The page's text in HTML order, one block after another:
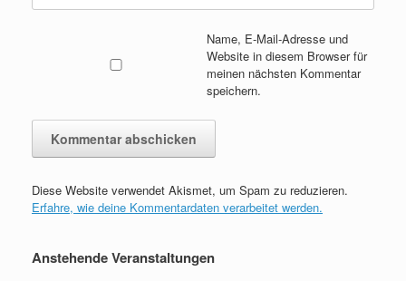
Name, E-Mail-Adresse und
Website in diesem Browser für
meinen nächsten Kommentar
speichern.
Diese Website verwendet Akismet, um Spam zu reduzieren.
Erfahre, wie deine Kommentardaten verarbeitet werden.
Anstehende Veranstaltungen